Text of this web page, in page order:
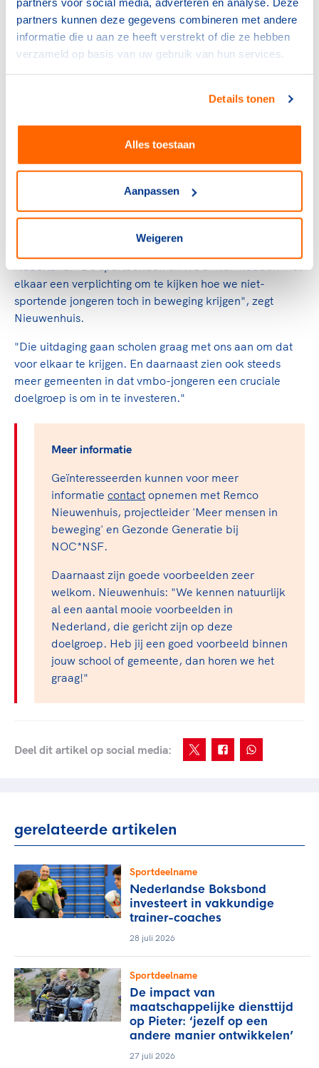
partners kunnen deze gegevens combineren met andere
informatie die u aan ze heeft verstrekt of die ze hebben
verzameld op basis van uw gebruik van hun services.
Details tonen
Alles toestaan
Aanpassen
Weigeren
Jongeren willen wel in beweging
komen, maar ze willen doen wat zij leuk
vinden en met de mensen die zij graag
Erwin Duits, buurtsportcoach
Van pilot tot structureel aanbod
Nadat de ShuffleSports-pilot gedurende twee weken op
de scholen is aangeboden, zal het concept worden
geëvalueerd en bijgesteld waar nodig. Met als doel om
Nederland. "De sportbonden en NOC*NSF hebben met
elkaar een verplichting om te kijken hoe we niet-
sportende jongeren toch in beweging krijgen", zegt
Nieuwenhuis.
"Die uitdaging gaan scholen graag met ons aan om dat
voor elkaar te krijgen. En daarnaast zien ook steeds
meer gemeenten in dat vmbo-jongeren een cruciale
doelgroep is om in te investeren."
Meer informatie
Geïnteresseerden kunnen voor meer
informatie contact opnemen met Remco
Nieuwenhuis, projectleider 'Meer mensen in
beweging' en Gezonde Generatie bij
NOC*NSF.
Daarnaast zijn goede voorbeelden zeer
welkom. Nieuwenhuis: "We kennen natuurlijk
al een aantal mooie voorbeelden in
Nederland, die gericht zijn op deze
doelgroep. Heb jij een goed voorbeeld binnen
jouw school of gemeente, dan horen we het
graag!"
Deel dit artikel op social media:
gerelateerde artikelen
Sportdeelname
Nederlandse Boksbond
investeert in vakkundige
trainer-coaches
28 juli 2026
Sportdeelname
De impact van
maatschappelijke diensttijd
op Pieter: ‘jezelf op een
andere manier ontwikkelen’
27 juli 2026